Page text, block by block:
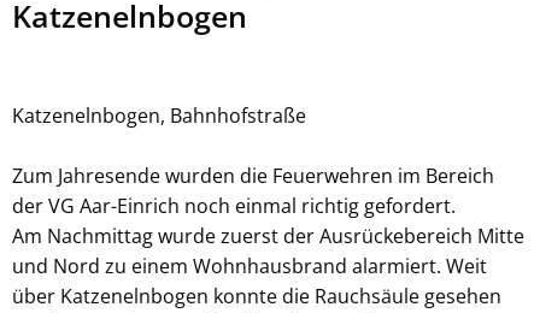
Katzenelnbogen
Katzenelnbogen, Bahnhofstraße
Zum Jahresende wurden die Feuerwehren im Bereich
der VG Aar-Einrich noch einmal richtig gefordert.
Am Nachmittag wurde zuerst der Ausrückebereich Mitte
und Nord zu einem Wohnhausbrand alarmiert. Weit
über Katzenelnbogen konnte die Rauchsäule gesehen